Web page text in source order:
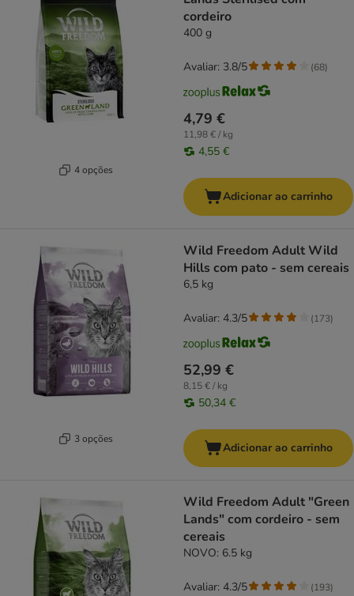
4 opções
cordeiro
400 g
4,79 €
11,98 € / kg
4,55 €
Avaliar: 3.8/5 (68)
Adicionar ao carrinho
3 opções
Wild Freedom Adult Wild
Hills com pato - sem cereais
6,5 kg
52,99 €
8,15 € / kg
50,34 €
Avaliar: 4.3/5 (173)
Adicionar ao carrinho
Wild Freedom Adult "Green
Lands" com cordeiro - sem
cereais
NOVO: 6.5 kg
Avaliar: 4.3/5 (193)